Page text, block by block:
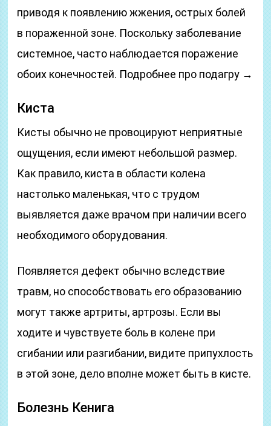
приводя к появлению жжения, острых болей
в пораженной зоне. Поскольку заболевание
системное, часто наблюдается поражение
обоих конечностей. Подробнее про подагру →
Киста
Кисты обычно не провоцируют неприятные
ощущения, если имеют небольшой размер.
Как правило, киста в области колена
настолько маленькая, что с трудом
выявляется даже врачом при наличии всего
необходимого оборудования.
Появляется дефект обычно вследствие
травм, но способствовать его образованию
могут также артриты, артрозы. Если вы
ходите и чувствуете боль в колене при
сгибании или разгибании, видите припухлость
в этой зоне, дело вполне может быть в кисте.
Болезнь Кенига